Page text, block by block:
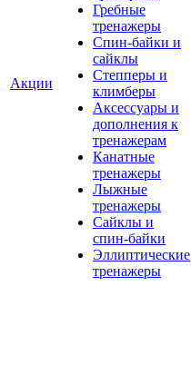
Акции
Гребные
тренажеры
Спин-байки и
сайклы
Степперы и
климберы
Аксессуары и
дополнения к
тренажерам
Канатные
тренажеры
Лыжные
тренажеры
Сайклы и
спин-байки
Эллиптические
тренажеры